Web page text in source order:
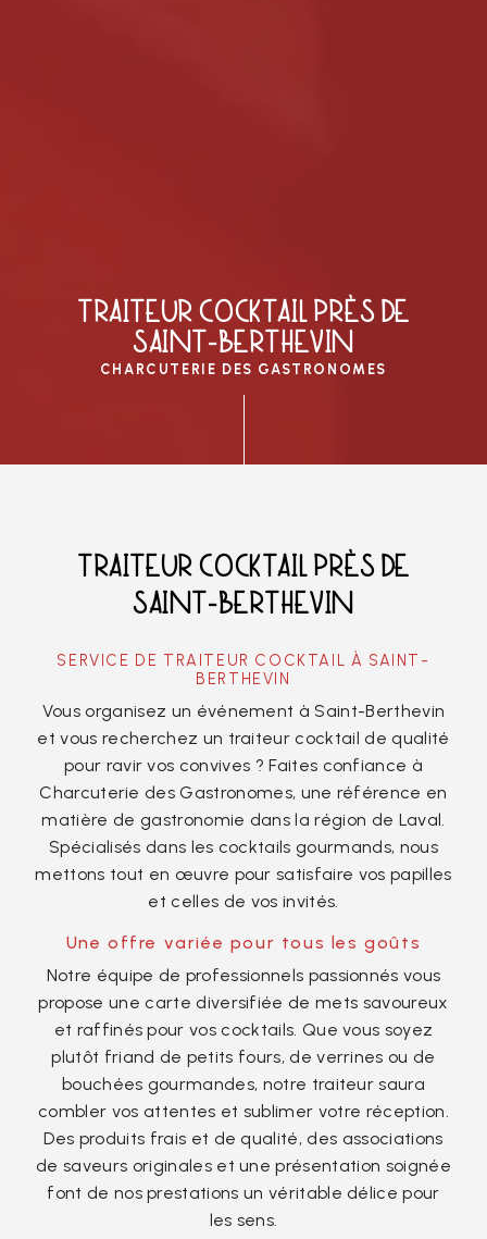
TRAITEUR COCKTAIL PRÈS DE
SAINT-BERTHEVIN
CHARCUTERIE DES GASTRONOMES
TRAITEUR COCKTAIL PRÈS DE
SAINT-BERTHEVIN
SERVICE DE TRAITEUR COCKTAIL À SAINT-
BERTHEVIN
Vous organisez un événement à Saint-Berthevin
et vous recherchez un traiteur cocktail de qualité
pour ravir vos convives ? Faites confiance à
Charcuterie des Gastronomes, une référence en
matière de gastronomie dans la région de Laval.
Spécialisés dans les cocktails gourmands, nous
mettons tout en œuvre pour satisfaire vos papilles
et celles de vos invités.
Une offre variée pour tous les goûts
Notre équipe de professionnels passionnés vous
propose une carte diversifiée de mets savoureux
et raffinés pour vos cocktails. Que vous soyez
plutôt friand de petits fours, de verrines ou de
bouchées gourmandes, notre traiteur saura
combler vos attentes et sublimer votre réception.
Des produits frais et de qualité, des associations
de saveurs originales et une présentation soignée
font de nos prestations un véritable délice pour
les sens.